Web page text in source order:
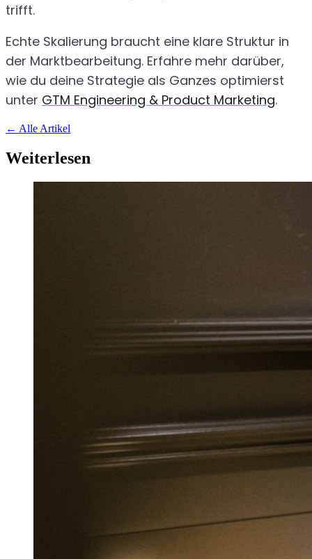
trifft.
Echte Skalierung braucht eine klare Struktur in
der Marktbearbeitung. Erfahre mehr darüber,
wie du deine Strategie als Ganzes optimierst
unter GTM Engineering & Product Marketing.
← Alle Artikel
Weiterlesen